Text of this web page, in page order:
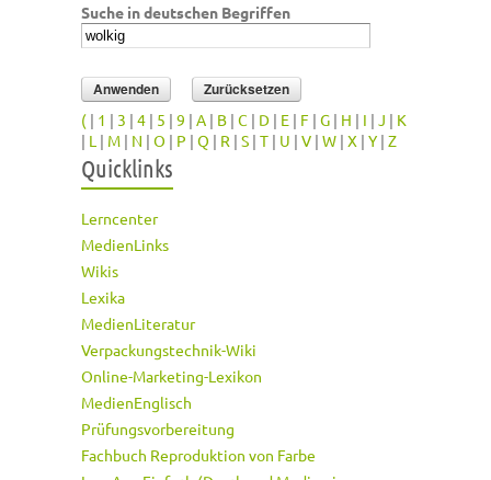
Suche in deutschen Begriffen
( | 1 | 3 | 4 | 5 | 9 | A | B | C | D | E | F | G | H | I | J | K
| L | M | N | O | P | Q | R | S | T | U | V | W | X | Y | Z
Quicklinks
Lerncenter
MedienLinks
Wikis
Lexika
MedienLiteratur
Verpackungstechnik-Wiki
Online-Marketing-Lexikon
MedienEnglisch
Prüfungsvorbereitung
Fachbuch Reproduktion von Farbe